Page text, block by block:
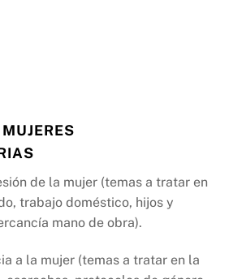
de la mujer (temas a tratar en
trabajo doméstico, hijos y
mano de obra).
a la mujer (temas a tratar en la